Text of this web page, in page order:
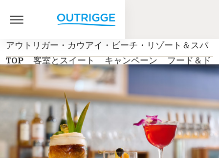
アウトリガー・カウアイ・ビーチ・リゾート＆スパ
TOP
客室とスイート キャンペーン フード＆ド